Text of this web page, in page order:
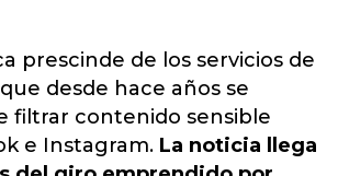
prescinde de los servicios de
desde hace años se
filtrar contenido sensible
e Instagram. La noticia llega